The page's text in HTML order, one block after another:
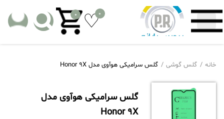
0
0
خانه گلس گوشی گلس سرامیکی هوآوی مدل Honor 9X
گلس سرامیکی هوآوی مدل
Honor 9X